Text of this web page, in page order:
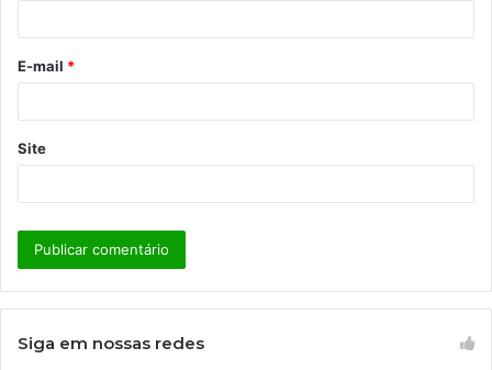
*
E-mail *
Site
Siga em nossas redes